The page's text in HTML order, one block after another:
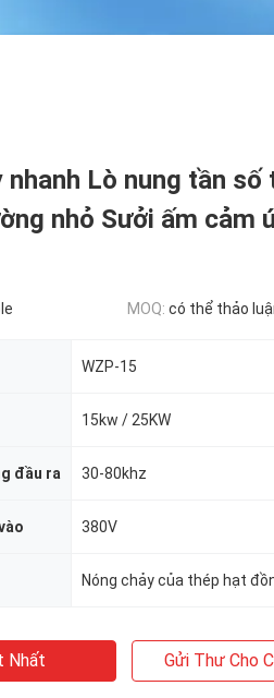
nhanh Lò nung tần số
nhỏ Sưởi ấm cảm
MOQ: có thể thảo
WZP-15
15kw / 25KW
đầu ra 30-80khz
380V
Nhất Gửi Thư Cho